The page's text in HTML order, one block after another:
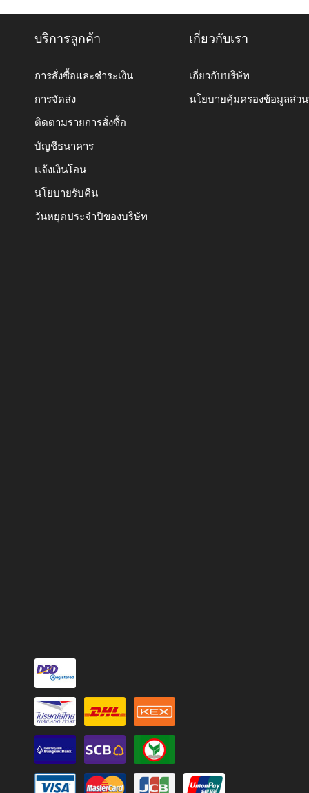
บริการลูกค้า
การสั่งซื้อและชำระเงิน
การจัดส่ง
ติดตามรายการสั่งซื้อ
บัญชีธนาคาร
แจ้งเงินโอน
นโยบายรับคืน
วันหยุดประจำปีของบริษัท
เกี่ยวกับเรา
เกี่ยวกับบริษัท
นโยบายคุ้มครองข้อมูลส่ว